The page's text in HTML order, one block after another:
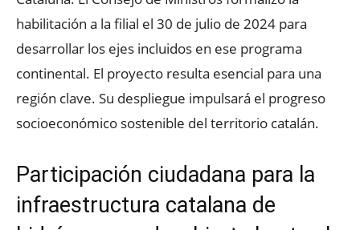
habilitación a la filial el 30 de julio de 2024 para
desarrollar los ejes incluidos en ese programa
continental. El proyecto resulta esencial para una
región clave. Su despliegue impulsará el progreso
socioeconómico sostenible del territorio catalán.
Participación ciudadana para la
infraestructura catalana de